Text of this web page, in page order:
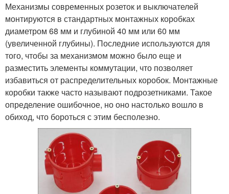
Механизмы современных розеток и выключателей
монтируются в стандартных монтажных коробках
диаметром 68 мм и глубиной 40 мм или 60 мм
(увеличенной глубины). Последние используются для
того, чтобы за механизмом можно было еще и
разместить элементы коммутации, что позволяет
избавиться от распределительных коробок. Монтажные
коробки также часто называют подрозетниками. Такое
определение ошибочное, но оно настолько вошло в
обиход, что бороться с этим бесполезно.